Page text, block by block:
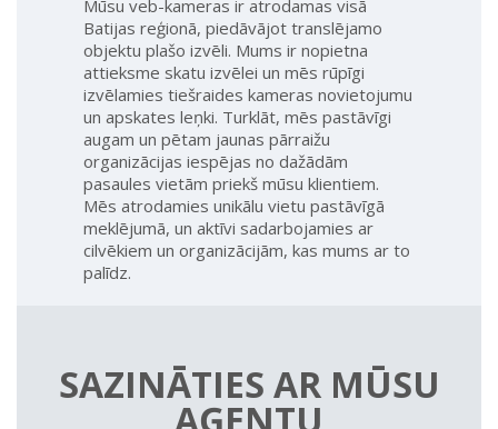
Mūsu veb-kameras ir atrodamas visā
Batijas reģionā, piedāvājot translējamo
objektu plašo izvēli. Mums ir nopietna
attieksme skatu izvēlei un mēs rūpīgi
izvēlamies tiešraides kameras novietojumu
un apskates leņki. Turklāt, mēs pastāvīgi
augam un pētam jaunas pārraižu
organizācijas iespējas no dažādām
pasaules vietām priekš mūsu klientiem.
Mēs atrodamies unikālu vietu pastāvīgā
meklējumā, un aktīvi sadarbojamies ar
cilvēkiem un organizācijām, kas mums ar to
palīdz.
SAZINĀTIES AR MŪSU
AĢENTU